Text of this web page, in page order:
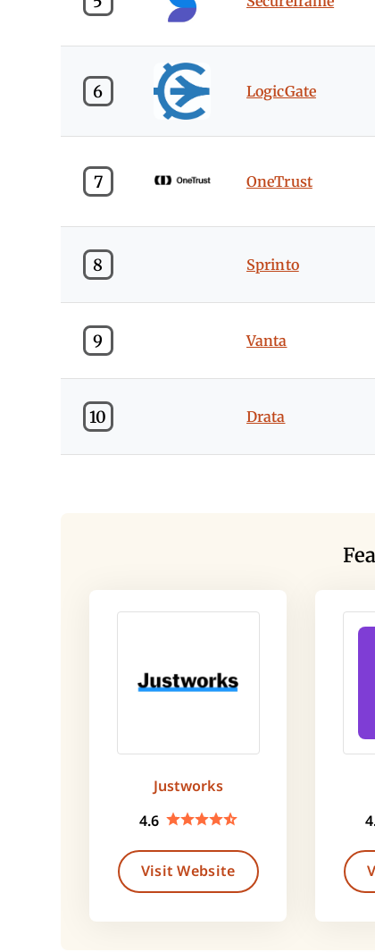
6 LogicGate
7 OneTrust
8 Sprinto
9 Vanta
10 Drata
Justworks
4.6
Visit Website